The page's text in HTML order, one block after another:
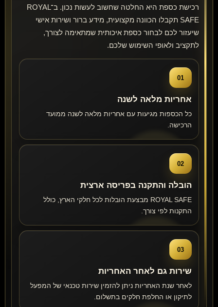
רכישת כספת היא החלטה שחשוב לעשות נכון. ב־ROYAL
SAFE תקבלו הכוונה מקצועית, מידע ברור ושירות אישי
שיעזור לכם לבחור כספת איכותית שמתאימה לצורך,
לתקציב ולאופי השימוש שלכם.
01
אחריות מלאה לשנה
כל הכספות מגיעות עם אחריות מלאה לשנה ממועד
הרכישה.
02
הובלה והתקנה בפריסה ארצית
ROYAL SAFE מבצעת הובלות לכל חלקי הארץ, כולל
התקנות לפי צורך.
03
שירות גם לאחר האחריות
לאחר שנת האחריות ניתן להזמין שירות טכנאי של המפעל
לתיקון או החלפת חלקים בתשלום.